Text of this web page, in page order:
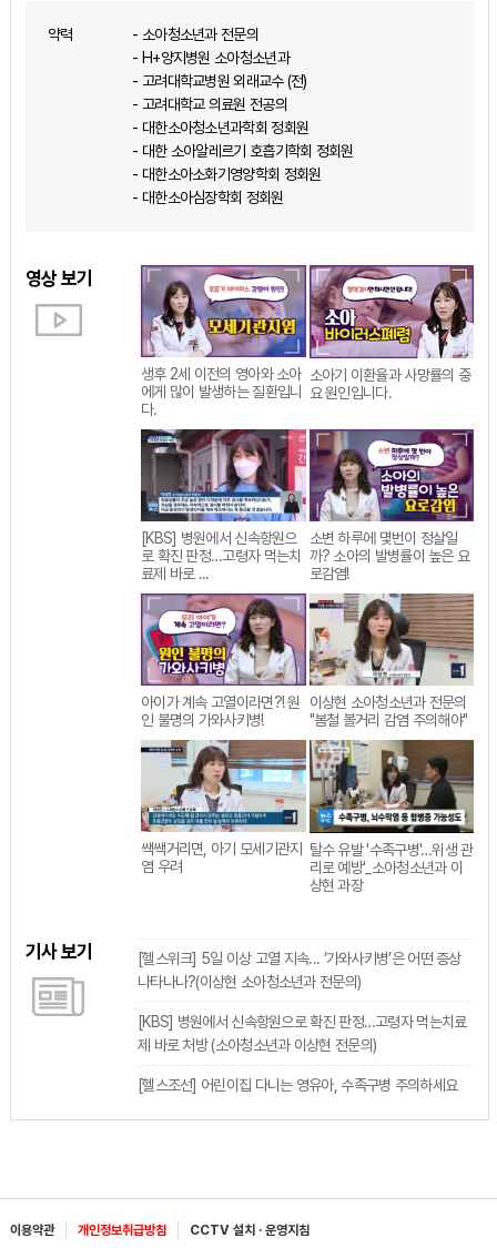
약력
- 소아청소년과 전문의
- H+양지병원 소아청소년과
- 고려대학교병원 외래교수 (전)
- 고려대학교 의료원 전공의
- 대한소아청소년과학회 정회원
- 대한 소아알레르기 호흡기학회 정회원
- 대한소아소화기영양학회 정회원
- 대한소아심장학회 정회원
영상 보기
생후 2세 이전의 영아와 소아
에게 많이 발생하는 질환입니
다.
소아기 이환율과 사망률의 중
요 원인입니다.
[KBS] 병원에서 신속항원으
로 확진 판정…고령자 먹는치
료제 바로 ...
소변 하루에 몇번이 정살일
까? 소아의 발병률이 높은 요
로감염!
아이가 계속 고열이라면?! 원
인 불명의 가와사키병!
이상현 소아청소년과 전문의
"봄철 볼거리 감염 주의해야"
쌕쌕거리면, 아기 모세기관지
염 우려
탈수 유발 '수족구병'…위생 관
리로 예방'_소아청소년과 이
상현 과장
기사 보기
[헬스위크] 5일 이상 고열 지속... ‘가와사키병’은 어떤 증상
나타나나?(이상현 소아청소년과 전문의)
[KBS] 병원에서 신속항원으로 확진 판정…고령자 먹는치료
제 바로 처방 (소아청소년과 이상현 전문의)
[헬스조선] 어린이집 다니는 영유아, 수족구병 주의하세요
이용약관 개인정보취급방침 CCTV 설치 · 운영지침